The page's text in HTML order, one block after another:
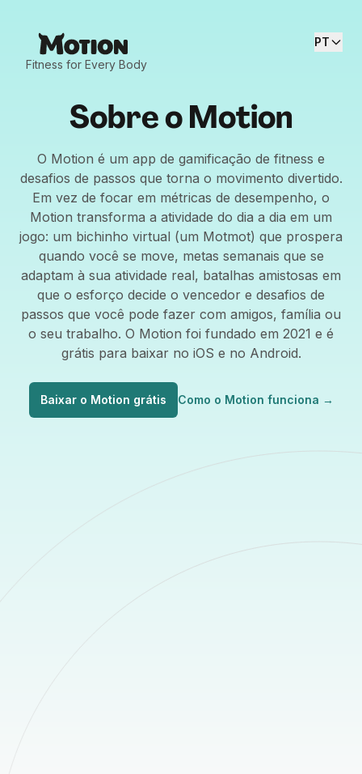
Fitness for Every Body
PT
Sobre o Motion
O Motion é um app de gamificação de fitness e
desafios de passos que torna o movimento divertido.
Em vez de focar em métricas de desempenho, o
Motion transforma a atividade do dia a dia em um
jogo: um bichinho virtual (um Motmot) que prospera
quando você se move, metas semanais que se
adaptam à sua atividade real, batalhas amistosas em
que o esforço decide o vencedor e desafios de
passos que você pode fazer com amigos, família ou
o seu trabalho. O Motion foi fundado em 2021 e é
grátis para baixar no iOS e no Android.
Baixar o Motion grátis Como o Motion funciona →